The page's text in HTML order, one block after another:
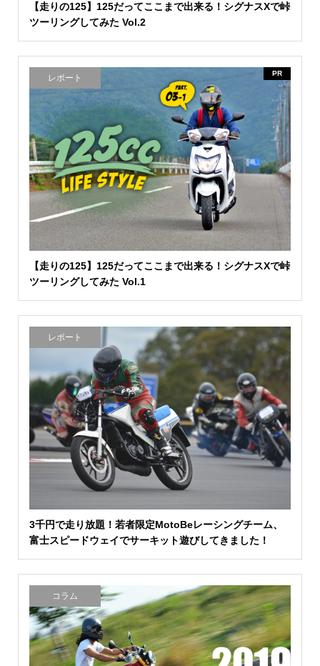
【走りの125】125だってここまで出来る！シグナスXで峠
ツーリングしてみた Vol.2
レポート PR
【走りの125】125だってここまで出来る！シグナスXで峠
ツーリングしてみた Vol.1
レポート
3千円で走り放題！若者限定MotoBeレーシングチーム、
富士スピードウェイでサーキット遊びしてきました！
コラム